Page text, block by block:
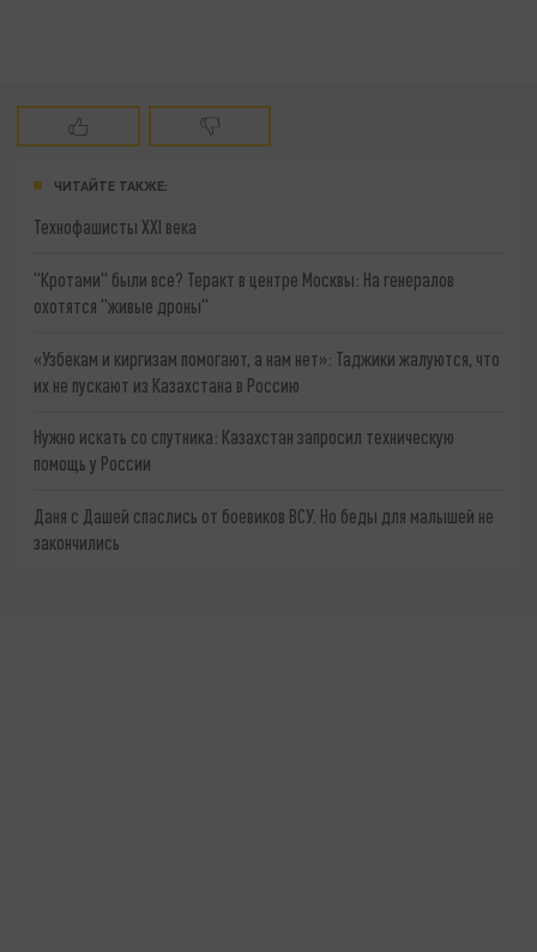
ЧИТАЙТЕ ТАКЖЕ:
Технофашисты XXI века
"Кротами" были все? Теракт в центре Москвы: На генералов
охотятся "живые дроны"
«Узбекам и киргизам помогают, а нам нет»: Таджики жалуются, что
их не пускают из Казахстана в Россию
Нужно искать со спутника: Казахстан запросил техническую
помощь у России
Даня с Дашей спаслись от боевиков ВСУ. Но беды для малышей не
закончились